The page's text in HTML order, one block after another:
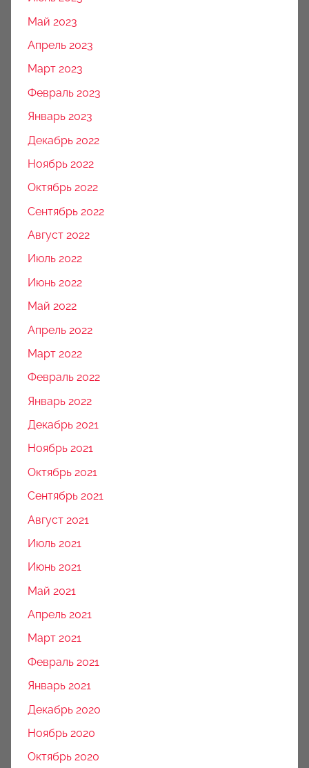
Май 2023
Апрель 2023
Март 2023
Февраль 2023
Январь 2023
Декабрь 2022
Ноябрь 2022
Октябрь 2022
Сентябрь 2022
Август 2022
Июль 2022
Июнь 2022
Май 2022
Апрель 2022
Март 2022
Февраль 2022
Январь 2022
Декабрь 2021
Ноябрь 2021
Октябрь 2021
Сентябрь 2021
Август 2021
Июль 2021
Июнь 2021
Май 2021
Апрель 2021
Март 2021
Февраль 2021
Январь 2021
Декабрь 2020
Ноябрь 2020
Октябрь 2020